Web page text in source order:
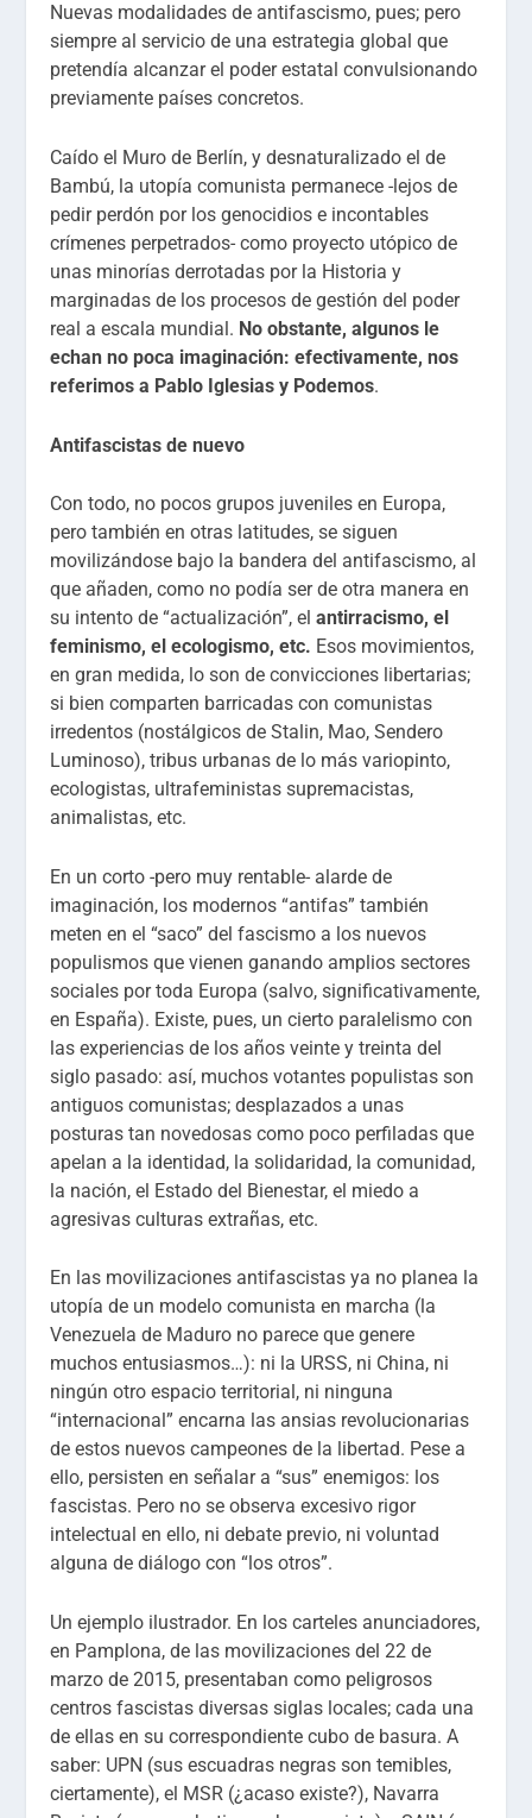
Nuevas modalidades de antifascismo, pues; pero
siempre al servicio de una estrategia global que
pretendía alcanzar el poder estatal convulsionando
previamente países concretos.
Caído el Muro de Berlín, y desnaturalizado el de
Bambú, la utopía comunista permanece -lejos de
pedir perdón por los genocidios e incontables
crímenes perpetrados- como proyecto utópico de
unas minorías derrotadas por la Historia y
marginadas de los procesos de gestión del poder
real a escala mundial. No obstante, algunos le
echan no poca imaginación: efectivamente, nos
referimos a Pablo Iglesias y Podemos.
Antifascistas de nuevo
Con todo, no pocos grupos juveniles en Europa,
pero también en otras latitudes, se siguen
movilizándose bajo la bandera del antifascismo, al
que añaden, como no podía ser de otra manera en
su intento de “actualización”, elantirracismo, el
feminismo, el ecologismo, etc. Esos movimientos,
en gran medida, lo son de convicciones libertarias;
si bien comparten barricadas con comunistas
irredentos (nostálgicos de Stalin, Mao, Sendero
Luminoso), tribus urbanas de lo más variopinto,
ecologistas, ultrafeministas supremacistas,
animalistas, etc.
En un corto -pero muy rentable- alarde de
imaginación, los modernos “antifas” también
meten en el “saco” del fascismo a los nuevos
populismos que vienen ganando amplios sectores
sociales por toda Europa (salvo, significativamente,
en España). Existe, pues, un cierto paralelismo con
las experiencias de los años veinte y treinta del
siglo pasado: así, muchos votantes populistas son
antiguos comunistas; desplazados a unas
posturas tan novedosas como poco perfiladas que
apelan a la identidad, la solidaridad, la comunidad,
la nación, el Estado del Bienestar, el miedo a
agresivas culturas extrañas, etc.
En las movilizaciones antifascistas ya no planea la
utopía de un modelo comunista en marcha (la
Venezuela de Maduro no parece que genere
muchos entusiasmos…): ni la URSS, ni China, ni
ningún otro espacio territorial, ni ninguna
“internacional” encarna las ansias revolucionarias
de estos nuevos campeones de la libertad. Pese a
ello, persisten en señalar a “sus” enemigos: los
fascistas. Pero no se observa excesivo rigor
intelectual en ello, ni debate previo, ni voluntad
alguna de diálogo con “los otros”.
Un ejemplo ilustrador. En los carteles anunciadores,
en Pamplona, de las movilizaciones del 22 de
marzo de 2015, presentaban como peligrosos
centros fascistas diversas siglas locales; cada una
de ellas en su correspondiente cubo de basura. A
saber: UPN (sus escuadras negras son temibles,
ciertamente), el MSR (¿acaso existe?), Navarra